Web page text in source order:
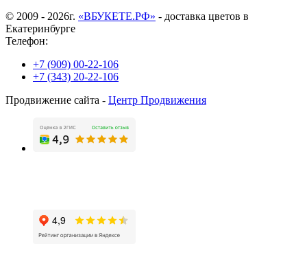
© 2009 - 2026г. «ВБУКЕТЕ.РФ» - доставка цветов в
Екатеринбурге
Телефон:
+7 (909) 00-22-106
+7 (343) 20-22-106
Продвижение сайта - Центр Продвижения